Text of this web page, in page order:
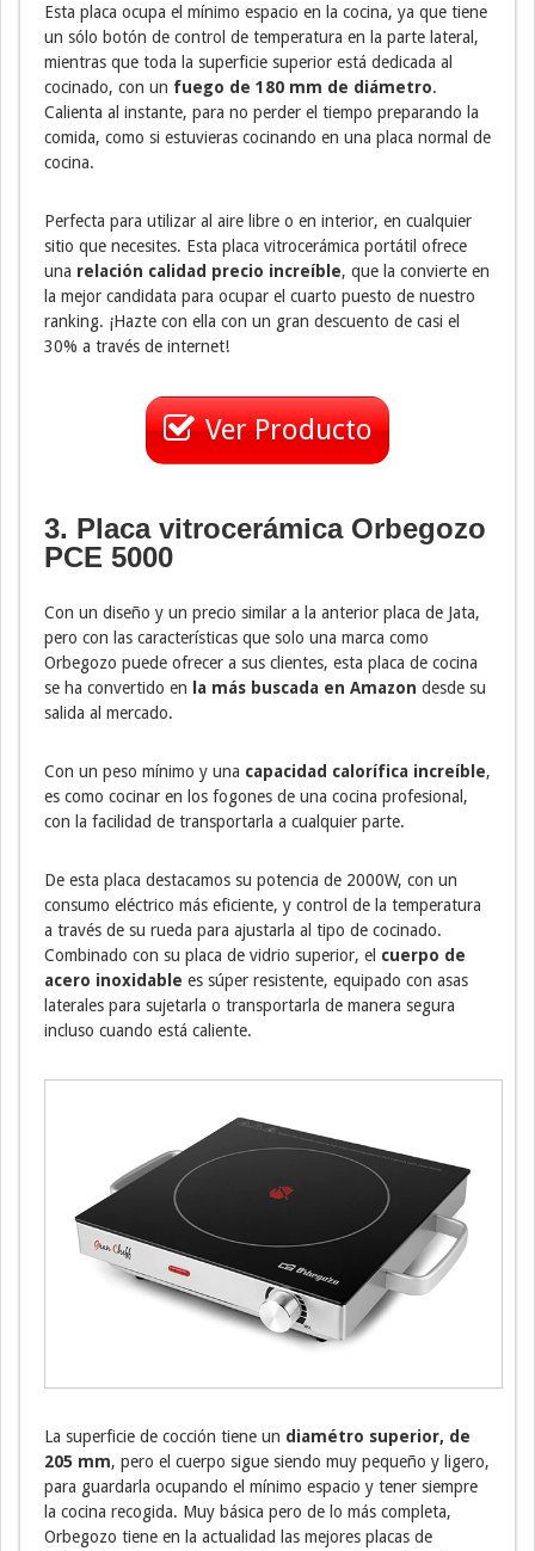
Esta placa ocupa el mínimo espacio en la cocina, ya que tiene
un sólo botón de control de temperatura en la parte lateral,
mientras que toda la superficie superior está dedicada al
cocinado, con un fuego de 180 mm de diámetro.
Calienta al instante, para no perder el tiempo preparando la
comida, como si estuvieras cocinando en una placa normal de
cocina.
Perfecta para utilizar al aire libre o en interior, en cualquier
sitio que necesites. Esta placa vitrocerámica portátil ofrece
una relación calidad precio increíble, que la convierte en
la mejor candidata para ocupar el cuarto puesto de nuestro
ranking. ¡Hazte con ella con un gran descuento de casi el
30% a través de internet!
Ver Producto
3. Placa vitrocerámica Orbegozo
PCE 5000
Con un diseño y un precio similar a la anterior placa de Jata,
pero con las características que solo una marca como
Orbegozo puede ofrecer a sus clientes, esta placa de cocina
se ha convertido en la más buscada en Amazon desde su
salida al mercado.
Con un peso mínimo y una capacidad calorífica increíble,
es como cocinar en los fogones de una cocina profesional,
con la facilidad de transportarla a cualquier parte.
De esta placa destacamos su potencia de 2000W, con un
consumo eléctrico más eficiente, y control de la temperatura
a través de su rueda para ajustarla al tipo de cocinado.
Combinado con su placa de vidrio superior, el cuerpo de
acero inoxidable es súper resistente, equipado con asas
laterales para sujetarla o transportarla de manera segura
incluso cuando está caliente.
La superficie de cocción tiene un diamétro superior, de
205 mm, pero el cuerpo sigue siendo muy pequeño y ligero,
para guardarla ocupando el mínimo espacio y tener siempre
la cocina recogida. Muy básica pero de lo más completa,
Orbegozo tiene en la actualidad las mejores placas de